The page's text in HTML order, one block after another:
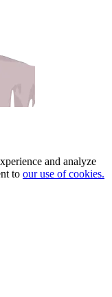
and analyze
to our use of cookies.